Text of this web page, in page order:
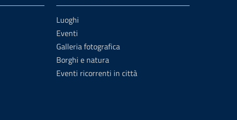
Luoghi
Eventi
Galleria fotografica
Borghi e natura
Eventi ricorrenti in città